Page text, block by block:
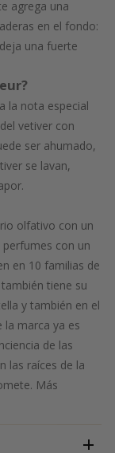
agrega una
en el fondo:
una fuerte
la nota especial
vetiver con
ser ahumado,
se lavan,
olfativo con un
con un
en 10 familias de
tiene su
y también en el
la marca ya es
de las
las raíces de la
Más